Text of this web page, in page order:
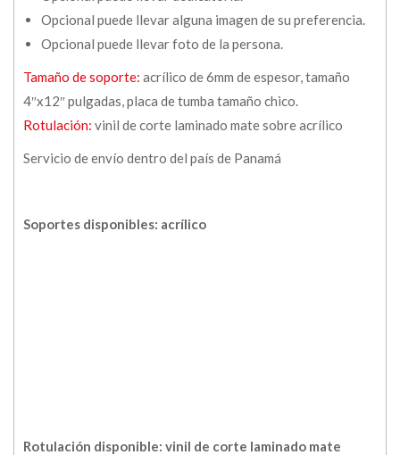
Opcional puede llevar alguna imagen de su preferencia.
Opcional puede llevar foto de la persona.
Tamaño de soporte: acrílico de 6mm de espesor, tamaño
4″x12″ pulgadas, placa de tumba tamaño chico.
Rotulación: vinil de corte laminado mate sobre acrílico
Servicio de envío dentro del país de Panamá
Soportes disponibles: acrílico
Rotulación disponible: vinil de corte laminado mate